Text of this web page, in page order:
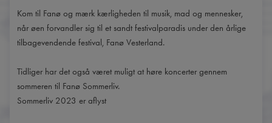
Kom til Fanø og mærk kærligheden til musik, mad og mennesker,
når øen forvandler sig til et sandt festivalparadis under den årlige
tilbagevendende festival, Fanø Vesterland.
Tidliger har det også været muligt at høre koncerter gennem
sommeren til Fanø Sommerliv.
Sommerliv 2023 er aflyst